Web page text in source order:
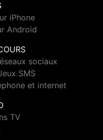
iPhone
Android
sociaux
SMS
et internet
TV